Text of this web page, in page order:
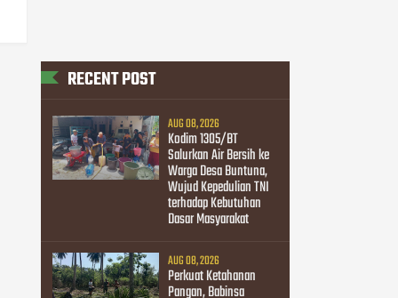
RECENT POST
AUG 08, 2026
Kodim 1305/BT
Salurkan Air Bersih ke
Warga Desa Buntuna,
Wujud Kepedulian TNI
terhadap Kebutuhan
Dasar Masyarakat
AUG 08, 2026
Perkuat Ketahanan
Pangan, Babinsa